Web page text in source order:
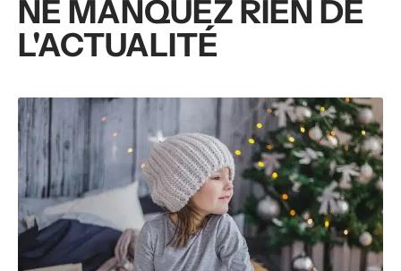
NE MANQUEZ RIEN DE
L'ACTUALITÉ